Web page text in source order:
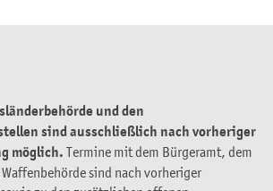
und den
sind ausschließlich nach vorheriger
möglich. Termine mit dem Bürgeramt, dem
sind nach vorheriger